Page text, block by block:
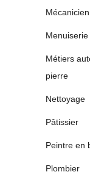
Mécanicien
Menuiserie
Métiers
pierre
Nettoyage
Pâtissier
Peintre en
Plombier